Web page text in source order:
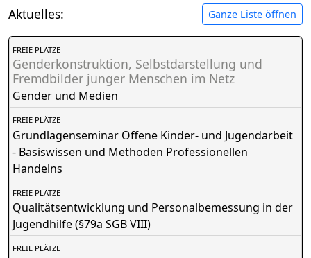
Aktuelles: Ganze Liste öffnen
FREIE PLÄTZE
Genderkonstruktion, Selbstdarstellung und
Fremdbilder junger Menschen im Netz
Gender und Medien
FREIE PLÄTZE
Grundlagenseminar Offene Kinder- und Jugendarbeit
- Basiswissen und Methoden Professionellen
Handelns
FREIE PLÄTZE
Qualitätsentwicklung und Personalbemessung in der
Jugendhilfe (§79a SGB VIII)
FREIE PLÄTZE